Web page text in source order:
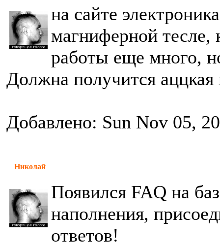
на сайте
магниферной тесле,
работы еще много,
Должна получится аццкая
Добавлено: Sun Nov 05,
Николай
Появился FAQ на
наполнения,
ответов!